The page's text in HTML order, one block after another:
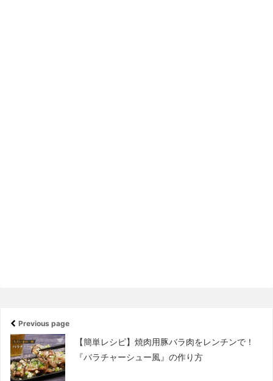
Previous page
【簡単レシピ】焼肉用豚バラ肉をレンチンで！
『バラチャーシュー風』の作り方